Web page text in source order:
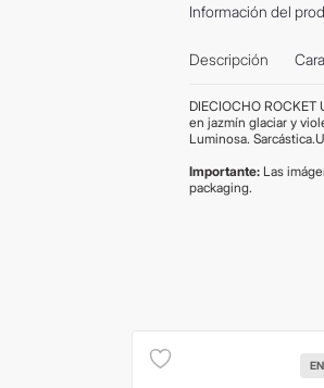
Información del
Descripción
DIECIOCHO
en jazmín glaciar y
Luminosa.
Importante: Las
packaging.